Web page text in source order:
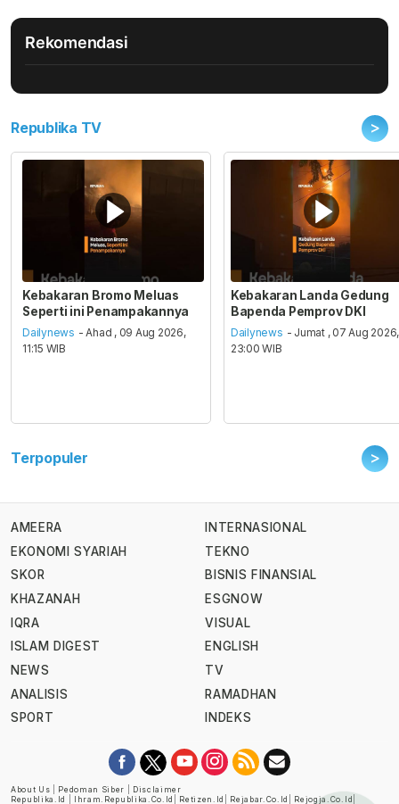
Rekomendasi
Republika TV >
Kebakaran Bromo Meluas
Seperti ini Penampakannya
Dailynews - Ahad , 09 Aug 2026,
11:15 WIB
Kebakaran Landa Gedung
Bapenda Pemprov DKI
Dailynews - Jumat , 07 Aug 2026,
23:00 WIB
Terpopuler >
AMEERA
EKONOMI SYARIAH
SKOR
KHAZANAH
IQRA
ISLAM DIGEST
NEWS
ANALISIS
SPORT
INTERNASIONAL
TEKNO
BISNIS FINANSIAL
ESGNOW
VISUAL
ENGLISH
TV
RAMADHAN
INDEKS
About Us Pedoman Siber
Disclaimer
Republika.id
Ihram.republika.co.id Retizen.id Rejabar.co.id Rejogja.co.id